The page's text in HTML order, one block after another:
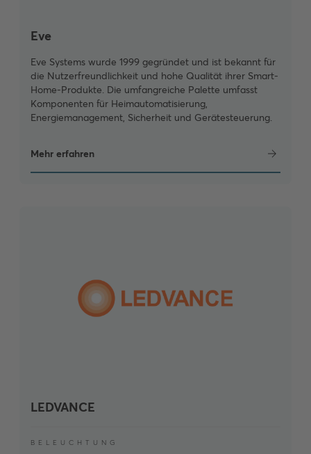
Eve
Eve Systems wurde 1999 gegründet und ist bekannt für
die Nutzerfreundlichkeit und hohe Qualität ihrer Smart-
Home-Produkte. Die umfangreiche Palette umfasst
Komponenten für Heimautomatisierung,
Energiemanagement, Sicherheit und Gerätesteuerung.
Mehr erfahren
LEDVANCE
BELEUCHTUNG